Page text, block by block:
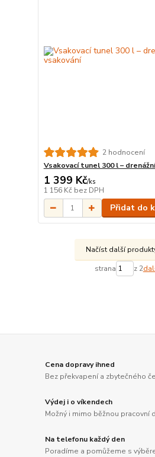
2 hodnocení
Vsakovací tunel 300 l –
1 399 Kč/ks
1 156 Kč bez DPH
Přidat do
Načíst další
strana z 2
Cena dopravy ihned
Bez překvapení a zbytečného
Výdej i o víkendech
Možný i mimo běžnou pracovní
Na telefonu každý den
Poradíme a pomůžeme s